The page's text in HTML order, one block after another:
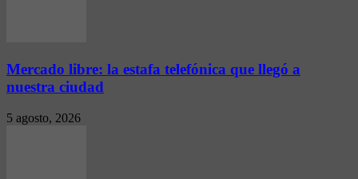
Mercado libre: la estafa telefónica que llegó a
nuestra ciudad
5 agosto, 2026